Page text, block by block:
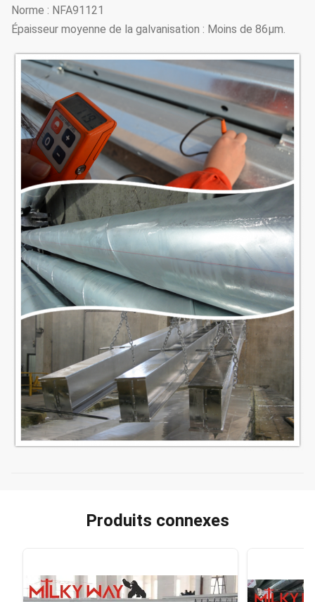
Norme : NFA91121
Épaisseur moyenne de la galvanisation : Moins de 86μm.
Produits connexes